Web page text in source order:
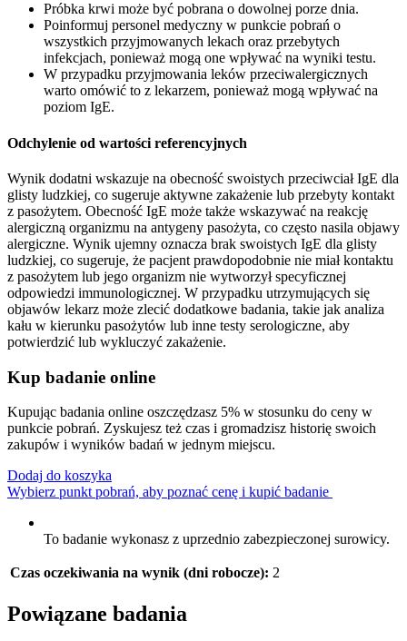
Próbka krwi może być pobrana o dowolnej porze dnia.
Poinformuj personel medyczny w punkcie pobrań o
wszystkich przyjmowanych lekach oraz przebytych
infekcjach, ponieważ mogą one wpływać na wyniki testu.
W przypadku przyjmowania leków przeciwalergicznych
warto omówić to z lekarzem, ponieważ mogą wpływać na
poziom IgE.
Odchylenie od wartości referencyjnych
Wynik dodatni wskazuje na obecność swoistych przeciwciał IgE dla
glisty ludzkiej, co sugeruje aktywne zakażenie lub przebyty kontakt
z pasożytem. Obecność IgE może także wskazywać na reakcję
alergiczną organizmu na antygeny pasożyta, co często nasila objawy
alergiczne. Wynik ujemny oznacza brak swoistych IgE dla glisty
ludzkiej, co sugeruje, że pacjent prawdopodobnie nie miał kontaktu
z pasożytem lub jego organizm nie wytworzył specyficznej
odpowiedzi immunologicznej. W przypadku utrzymujących się
objawów lekarz może zlecić dodatkowe badania, takie jak analiza
kału w kierunku pasożytów lub inne testy serologiczne, aby
potwierdzić lub wykluczyć zakażenie.
Kup badanie online
Kupując badania online oszczędzasz 5% w stosunku do ceny w
punkcie pobrań. Zyskujesz też czas i gromadzisz historię swoich
zakupów i wyników badań w jednym miejscu.
Dodaj do koszyka
Wybierz punkt pobrań, aby poznać cenę i kupić badanie
To badanie wykonasz z uprzednio zabezpieczonej surowicy.
Czas oczekiwania na wynik (dni robocze): 2
Powiązane badania